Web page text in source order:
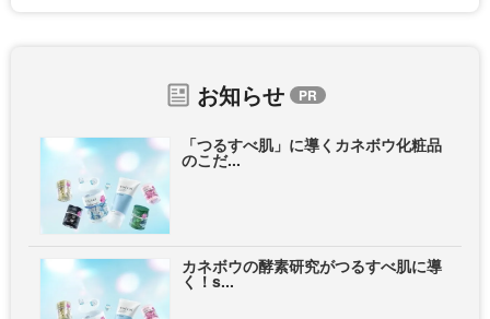
お知らせ
「つるすべ肌」に導くカネボウ化粧品
のこだ...
カネボウの酵素研究がつるすべ肌に導
く！s...